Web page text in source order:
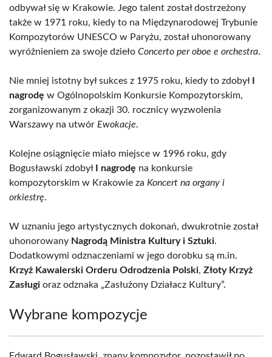
odbywał się w Krakowie. Jego talent został dostrzeżony
także w 1971 roku, kiedy to na Międzynarodowej Trybunie
Kompozytorów UNESCO w Paryżu, został uhonorowany
wyróżnieniem za swoje dzieło Concerto per oboe e orchestra.
Nie mniej istotny był sukces z 1975 roku, kiedy to zdobył
nagrodę w Ogólnopolskim Konkursie Kompozytorskim,
zorganizowanym z okazji 30. rocznicy wyzwolenia
Warszawy na utwór Ewokacje.
Kolejne osiągnięcie miało miejsce w 1996 roku, gdy
Bogusławski zdobył
I nagrodę na konkursie
kompozytorskim w Krakowie za Koncert na organy i
orkiestrę.
W uznaniu jego artystycznych dokonań, dwukrotnie został
uhonorowany Nagrodą Ministra Kultury i Sztuki.
Dodatkowymi odznaczeniami w jego dorobku są m.in.
Krzyż Kawalerski Orderu Odrodzenia Polski, Złoty Krzyż
Zasługi oraz odznaka „Zasłużony Działacz Kultury”.
Wybrane kompozycje